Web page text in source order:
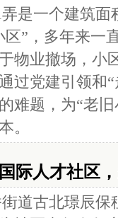
是一个建筑
区”，多年来一
物业撤场，小
过党建引领和
难题，为“老
。
际人才社区
道古北璟辰保